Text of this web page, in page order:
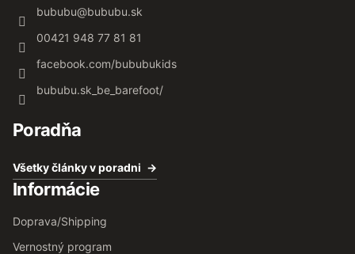
bububu@bububu.sk
00421 948 77 81 81
facebook.com/bububukids
bububu.sk_be_barefoot/
Poradňa
Všetky články v poradni
Informácie
Doprava/Shipping
Vernostný program